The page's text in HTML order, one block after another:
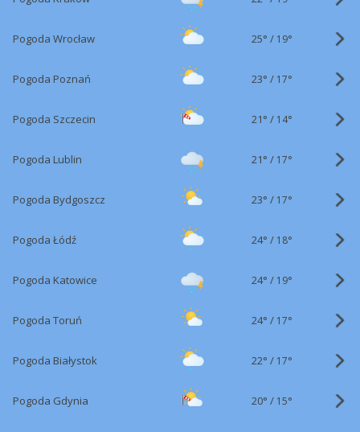
Pogoda Wrocław 25° / 19°
Pogoda Poznań 23° / 17°
Pogoda Szczecin 21° / 14°
Pogoda Lublin 21° / 17°
Pogoda Bydgoszcz 23° / 17°
Pogoda Łódź 24° / 18°
Pogoda Katowice 24° / 19°
Pogoda Toruń 24° / 17°
Pogoda Białystok 22° / 17°
Pogoda Gdynia 20° / 15°